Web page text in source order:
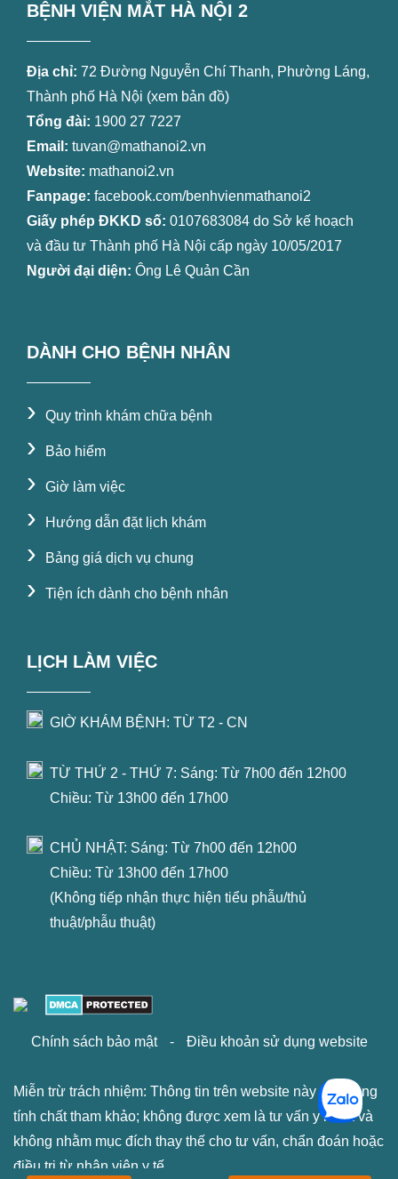
BỆNH VIỆN MẮT HÀ NỘI 2
Địa chỉ: 72 Đường Nguyễn Chí Thanh, Phường Láng,
Thành phố Hà Nội (xem bản đồ)
Tổng đài: 1900 27 7227
Email: tuvan@mathanoi2.vn
Website: mathanoi2.vn
Fanpage: facebook.com/benhvienmathanoi2
Giấy phép ĐKKD số: 0107683084 do Sở kế hoạch
và đầu tư Thành phố Hà Nội cấp ngày 10/05/2017
Người đại diện: Ông Lê Quản Cần
DÀNH CHO BỆNH NHÂN
› Quy trình khám chữa bệnh
› Bảo hiểm
› Giờ làm việc
› Hướng dẫn đặt lịch khám
› Bảng giá dịch vụ chung
› Tiện ích dành cho bệnh nhân
LỊCH LÀM VIỆC
GIỜ KHÁM BỆNH: TỪ T2 - CN
TỪ THỨ 2 - THỨ 7: Sáng: Từ 7h00 đến 12h00
Chiều: Từ 13h00 đến 17h00
CHỦ NHẬT: Sáng: Từ 7h00 đến 12h00
Chiều: Từ 13h00 đến 17h00
(Không tiếp nhận thực hiện tiểu phẫu/thủ
thuật/phẫu thuật)
Chính sách bảo mật - Điều khoản sử dụng website
Miễn trừ trách nhiệm: Thông tin trên website này chỉ mang
tính chất tham khảo; không được xem là tư vấn y khoa và
không nhằm mục đích thay thế cho tư vấn, chẩn đoán hoặc
điều trị từ nhân viên y tế.